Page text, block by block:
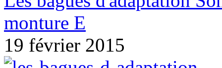
monture E
19 février 2015